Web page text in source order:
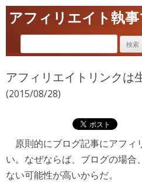
アフィリエイト執
アフィリエイトリンクは
(2015/08/28)
原則的にブログ記事にアフィ
い。なぜならば、ブログの場合
ない可能性が高いからだ。